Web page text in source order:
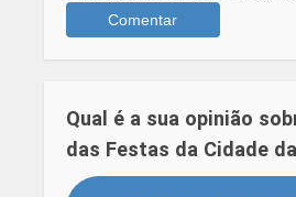
Qual é a sua opinião
das Festas da Cidade